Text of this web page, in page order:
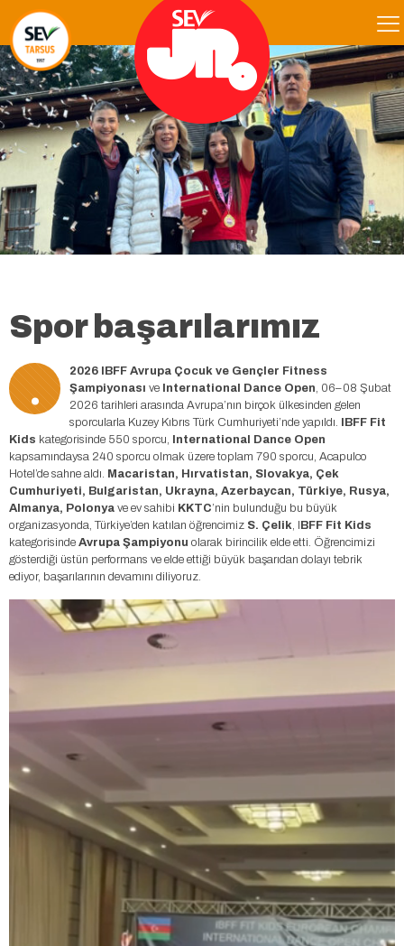
Spor başarılarımız
.
2026 IBFF Avrupa Çocuk ve Gençler Fitness
Şampiyonası ve International Dance Open, 06–08 Şubat
2026 tarihleri arasında Avrupa’nın birçok ülkesinden gelen
sporcularla Kuzey Kıbrıs Türk Cumhuriyeti’nde yapıldı.
IBFF Fit
Kids kategorisinde 550 sporcu,
International Dance Open
kapsamındaysa 240 sporcu olmak üzere toplam 790 sporcu, Acapulco
Hotel’de sahne aldı. Macaristan, Hırvatistan, Slovakya, Çek
Cumhuriyeti, Bulgaristan, Ukrayna, Azerbaycan, Türkiye, Rusya,
Almanya, Polonya ve ev sahibi KKTC’nin bulunduğu bu büyük
organizasyonda, Türkiye’den katılan öğrencimiz S. Çelik, I
BFF Fit Kids
kategorisinde Avrupa Şampiyonu olarak birincilik elde etti. Öğrencimizi
gösterdiği üstün performans ve elde ettiği büyük başarıdan dolayı tebrik
ediyor, başarılarının devamını diliyoruz.